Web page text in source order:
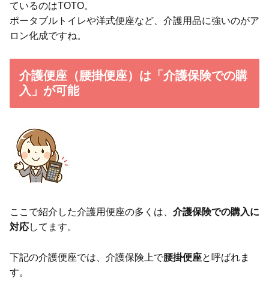
ているのはTOTO。
ポータブルトイレや洋式便座など、介護用品に強いのがア
ロン化成ですね。
介護便座（腰掛便座）は「介護保険での購
入」が可能
ここで紹介した介護用便座の多くは、 介護保険での購入に
対応してます。
下記の介護便座では、介護保険上で腰掛便座と呼ばれま
す。